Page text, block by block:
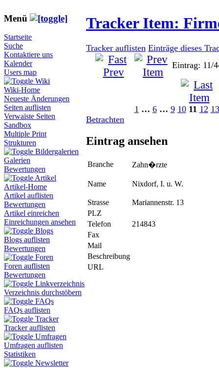
Menü
Startseite
Suche
Kontaktiere uns
Kalender
Users map
Wiki
Wiki-Home
Neueste Änderungen
Seiten auflisten
Verwaiste Seiten
Sandbox
Multiple Print
Strukturen
Bildergalerien
Galerien
Bewertungen
Artikel
Artikel-Home
Artikel auflisten
Bewertungen
Artikel einreichen
Einreichungen ansehen
Blogs
Blogs auflisten
Bewertungen
Foren
Foren auflisten
Bewertungen
Linkverzeichnis
Verzeichnis durchstöbern
FAQs
FAQs auflisten
Tracker
Tracker auflisten
Umfragen
Umfragen auflisten
Statistiken
Newsletter
Tracker Item:
Tracker auflisten Einträge dieses
Eintrag: 11/
1 … 6 … 9 10 11 12 13
Betrachten
Eintrag ansehen
Branche Zahn�rzte
Name Nixdorf, I. u. W.
Strasse
Mariannenstr. 13
PLZ
Telefon
214843
Fax
Mail
Beschreibung
URL